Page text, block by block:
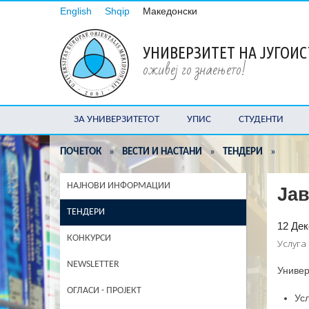
English Shqip Македонски
УНИВЕРЗИТЕТ НА
оживеј го знаењето!
ЗА УНИВЕРЗИТЕТОТ УПИС СТУДЕНТИ
ПОЧЕТОК » ВЕСТИ И НАСТАНИ » ТЕНДЕРИ »
НАЈНОВИ ИНФОРМАЦИИ
ТЕНДЕРИ
КОНКУРСИ
NEWSLETTER
ОГЛАСИ - ПРОЈЕКТ
12